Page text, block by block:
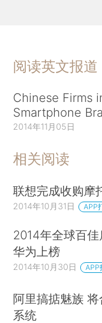
阅读英文报道
Chinese Firms
Smartphone
2014年11月05日
相关阅读
联想完成收购摩
2014年10月31日 APP
2014年全球百佳
华为上榜
2014年10月30日 APP
阿里搞掂魅族
系统